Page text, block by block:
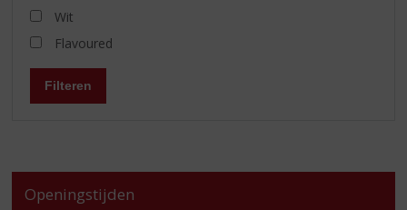
Wit
Flavoured
Filteren
Openingstijden